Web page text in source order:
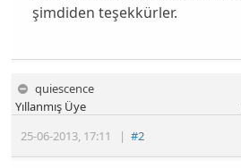
şimdiden teşekkürler.
quiescence
25-06-2013, 17:11 |#2
Yıllanmış Üye